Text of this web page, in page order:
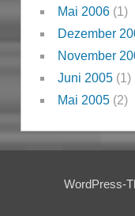
Mai 2006(1)
Dezember
November
Juni 2005(1)
Mai 2005(2)
WordPress-